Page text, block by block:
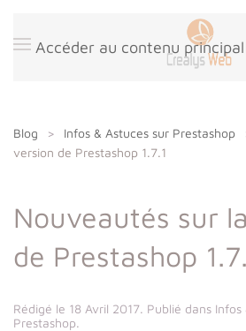
Accéder au contenu principal
Blog Infos & Astuces sur Prestashop
version de Prestashop 1.7.1
Nouveautés sur
de Prestashop
Rédigé le 18 Avril 2017. Publié dans Infos
Prestashop.